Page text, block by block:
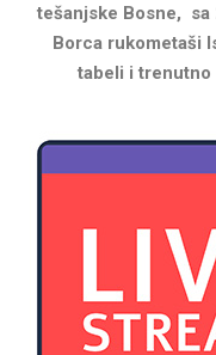
tešanjske Bosne, sa
Borca rukometaši
tabeli i trenutno